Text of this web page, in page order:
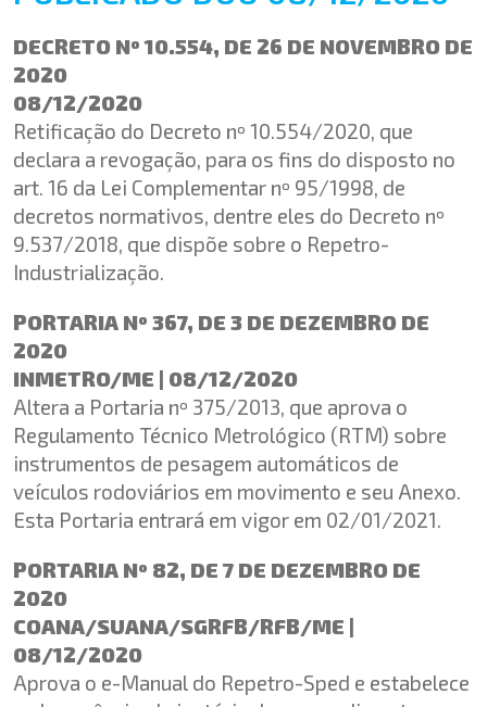
DECRETO Nº 10.554, DE 26 DE NOVEMBRO DE
2020
08/12/2020
Retificação do Decreto nº 10.554/2020, que
declara a revogação, para os fins do disposto no
art. 16 da Lei Complementar nº 95/1998, de
decretos normativos, dentre eles do Decreto nº
9.537/2018, que dispõe sobre o Repetro-
Industrialização.
PORTARIA Nº 367, DE 3 DE DEZEMBRO DE
2020
INMETRO/ME | 08/12/2020
Altera a Portaria nº 375/2013, que aprova o
Regulamento Técnico Metrológico (RTM) sobre
instrumentos de pesagem automáticos de
veículos rodoviários em movimento e seu Anexo.
Esta Portaria entrará em vigor em 02/01/2021.
PORTARIA Nº 82, DE 7 DE DEZEMBRO DE
2020
COANA/SUANA/SGRFB/RFB/ME |
08/12/2020
Aprova o e-Manual do Repetro-Sped e estabelece